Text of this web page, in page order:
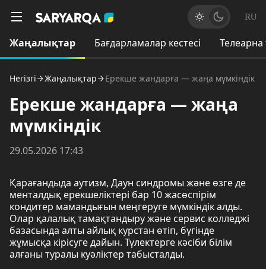
RU
Жаңалықтар Бағдарламалар кестесі
Негізгі Жаңалықтар Ерекше жандарға — жаңа мүмкіндік
Ерекше жандарға — жаңа
мүмкіндік
29.05.2026 17:43
Қарағандыда аутизм, Даун синдромы және өзге де
менталдық ерекшеліктері бар 10 жасөспірім
кондитер мамандығын меңгеруге мүмкіндік алды.
Олар қалалық тамақтандыру және сервис колледжі
базасында алты айлық курстан өтіп, бүгінде
жұмысқа кірісуге дайын. Түлектерге кәсіби білім
алғаны туралы куәліктер табысталды.